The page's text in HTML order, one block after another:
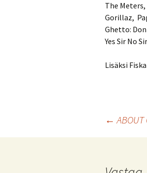
The
Gorillaz,
Ghetto:
Yes Sir No
Lisäksi
selaus
← ABOUT